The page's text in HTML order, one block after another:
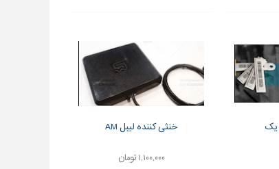
خنثی کننده لیبل AM
۱,۱۰۰,۰۰۰ تومان